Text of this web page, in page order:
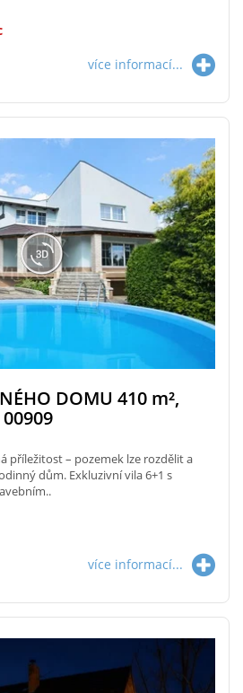
více informací...
DOMU 410 m²,
00909
příležitost – pozemek lze rozdělit a
dům. Exkluzivní vila 6+1 s
více informací...